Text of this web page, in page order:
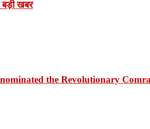
बड़ी खबर
the Revolutionary